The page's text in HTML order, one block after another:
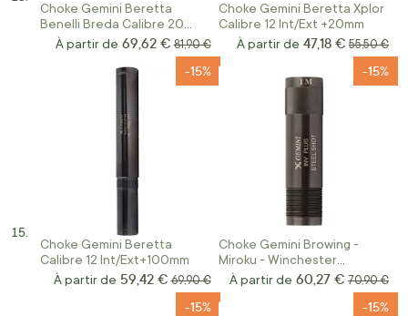
Choke Gemini Beretta
Benelli Breda Calibre 20
INT/EXT +50
À partir de 69,62 € Prix normal
81,90 €
Choke Gemini Beretta Xplor
Calibre 12 Int/Ext +20mm
À partir de 47,18 € Prix
55,50 €
Choke Gemini Beretta
Calibre 12 Int/Ext+100mm
-15%
À partir de 59,42 € Prix normal
69,90 €
Choke Gemini Browing -
Miroku - Winchester
Invector Plus Calibre 12
Int/Ext +2cm
-15%
À partir de 60,27 € Prix
70,90 €
-15% -15%